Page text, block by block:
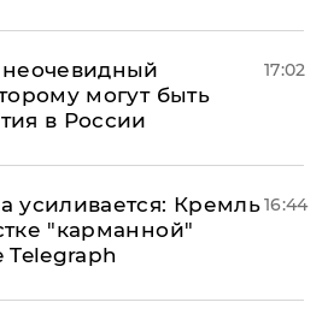
могут быть
в России
17:02
усиливается: Кремль
"карманной"
Telegraph
16:44